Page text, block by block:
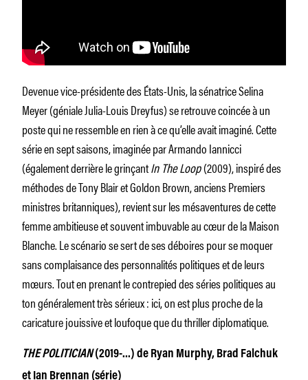
Devenue vice-présidente des États-Unis, la sénatrice Selina
Meyer (géniale Julia-Louis Dreyfus) se retrouve coincée à un
poste qui ne ressemble en rien à ce qu’elle avait imaginé. Cette
série en sept saisons, imaginée par Armando Iannicci
(également derrière le grinçantIn The Loop(2009), inspiré des
méthodes de Tony Blair et Goldon Brown, anciens Premiers
ministres britanniques), revient sur les mésaventures de cette
femme ambitieuse et souvent imbuvable au cœur de la Maison
Blanche. Le scénario se sert de ses déboires pour se moquer
sans complaisance des personnalités politiques et de leurs
mœurs. Tout en prenant le contrepied des séries politiques au
ton généralement très sérieux : ici, on est plus proche de la
caricature jouissive et loufoque que du thriller diplomatique.
THE POLITICIAN(2019-…) de Ryan Murphy, Brad Falchuk
et Ian Brennan (série)